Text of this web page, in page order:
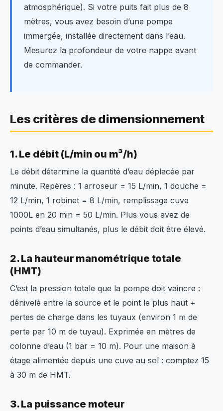
atmosphérique). Si votre puits fait plus de 8
mètres, vous avez besoin d’une pompe
immergée, installée directement dans l’eau.
Mesurez la profondeur de votre nappe avant
de commander.
Les critères de dimensionnement
1. Le débit (L/min ou m³/h)
Le débit détermine la quantité d’eau déplacée par
minute. Repères : 1 arroseur = 15 L/min, 1 douche =
12 L/min, 1 robinet = 8 L/min, remplissage cuve
1000L en 20 min = 50 L/min. Plus vous avez de
points d’eau simultanés, plus le débit doit être élevé.
2. La hauteur manométrique totale
(HMT)
C’est la pression totale que la pompe doit vaincre :
dénivelé entre la source et le point le plus haut +
pertes de charge dans les tuyaux (environ 1 m de
perte par 10 m de tuyau). Exprimée en mètres de
colonne d’eau (1 bar = 10 m). Pour une maison à
étage alimentée depuis une cuve au sol : comptez 15
à 30 m de HMT.
3. La puissance moteur